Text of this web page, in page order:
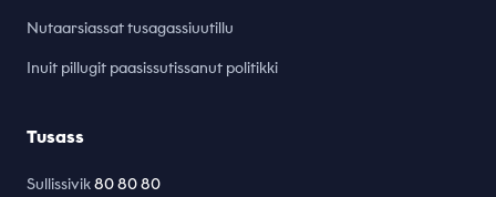
Tusass
Sullissivik80 80 80
Nutaarsiassat tusagassiuutillu
Inuit pillugit paasissutissanut politikki